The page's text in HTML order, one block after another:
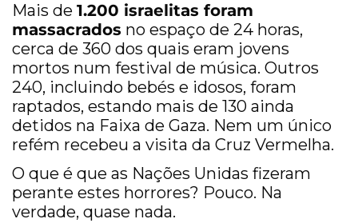
Mais de 1.200 israelitas foram
massacrados no espaço de 24 horas,
cerca de 360 dos quais eram jovens
mortos num festival de música. Outros
240, incluindo bebés e idosos, foram
raptados, estando mais de 130 ainda
detidos na Faixa de Gaza. Nem um único
refém recebeu a visita da Cruz Vermelha.
O que é que as Nações Unidas fizeram
perante estes horrores? Pouco. Na
verdade, quase nada.